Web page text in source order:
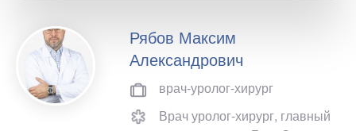
Рябов Максим
Александрович
врач-уролог-хирург
Врач уролог-хирург, главный